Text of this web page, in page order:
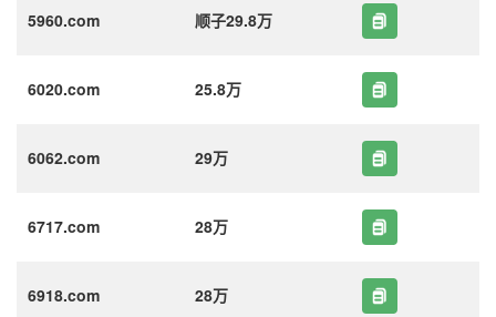
5960.com 顺子29.8万
6020.com 25.8万
6062.com 29万
6717.com 28万
6918.com 28万